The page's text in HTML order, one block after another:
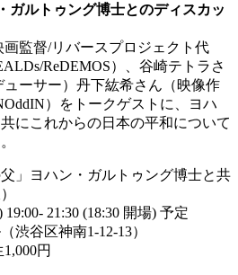
ガルトゥング博士とのディスカッ
監督/リバースプロジェクト代
ReDEMOS）、谷崎テトラさ
ーサー）丹下紘希さん（映像作
）をトークゲストに、ヨハ
にこれからの日本の平和について
」ヨハン・ガルトゥング博士と共
21:30 (18:30 開場) 予定
渋谷区神南1-12-13）
円